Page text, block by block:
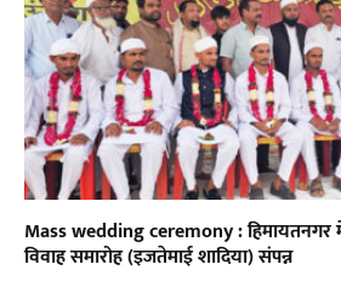
Mass wedding ceremony : हिमायतनगर
विवाह समारोह (इजतेमाई शादिया) संपन्न